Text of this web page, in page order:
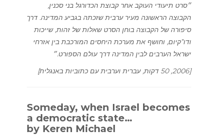
״סרט תיעודי העוקב אחר קבוצת הכדורגל בני סכנין,
הקבוצה הראשונה מעיר ערבית שזכתה בגביע המדינה. דרך
סיפורה של הקבוצה בוחן הסרט שאלות של זהות, שייכות
ודו־קיום, וחושף את מערכת היחסים המורכבת בין אזרחי
ישראל הערבים לבין המדינה דרך עולם הספורט.״
[2006, 50 דקות, עברית וערבית עם כתוביות באנגלית]
Someday, when Israel becomes
a democratic state…
by Keren Michael